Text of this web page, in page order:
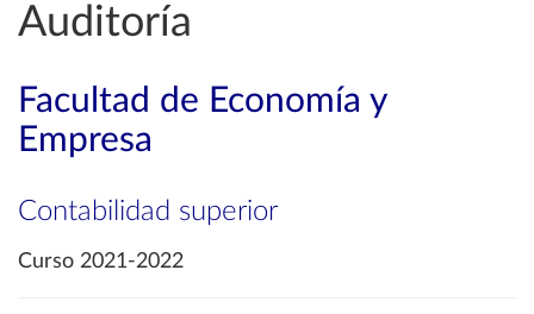
Auditoría
Facultad de Economía y
Empresa
Contabilidad superior
Curso 2021-2022